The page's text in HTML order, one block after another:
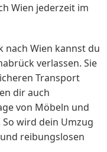
Wien jederzeit im
nach Wien kannst du
verlassen. Sie
Transport
dir auch
von Möbeln und
wird dein Umzug
reibungslosen